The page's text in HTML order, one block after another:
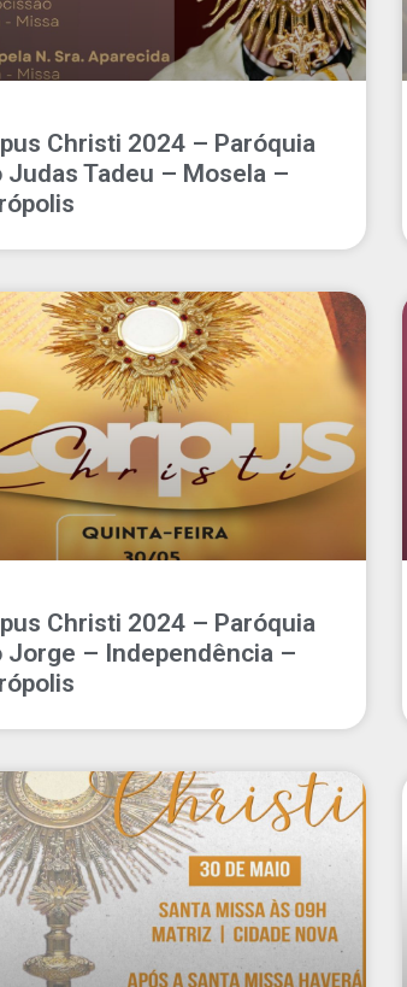
Christi 2024 – Paróquia
Judas Tadeu – Mosela –
Christi 2024 – Paróquia
Jorge – Independência –